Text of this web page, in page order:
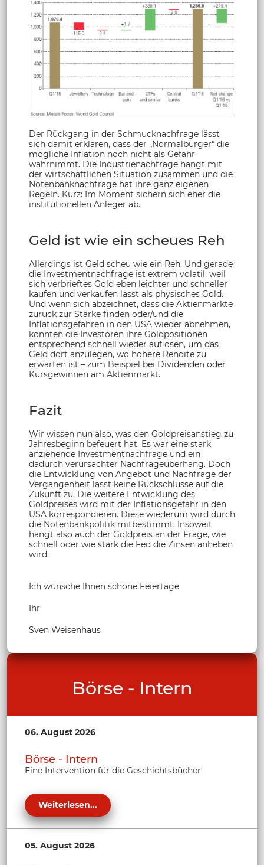
Der Rückgang in der Schmucknachfrage lässt
sich damit erklären, dass der „Normalbürger“ die
mögliche Inflation noch nicht als Gefahr
wahrnimmt. Die Industrienachfrage hängt mit
der wirtschaftlichen Situation zusammen und die
Notenbanknachfrage hat ihre ganz eigenen
Regeln. Kurz: Im Moment sichern sich eher die
institutionellen Anleger ab.
Geld ist wie ein scheues Reh
Allerdings ist Geld scheu wie ein Reh. Und gerade
die Investmentnachfrage ist extrem volatil, weil
sich verbrieftes Gold eben leichter und schneller
kaufen und verkaufen lässt als physisches Gold.
Und wenn sich abzeichnet, dass die Aktienmärkte
zurück zur Stärke finden oder/und die
Inflationsgefahren in den USA wieder abnehmen,
könnten die Investoren ihre Goldpositionen
entsprechend schnell wieder auflösen, um das
Geld dort anzulegen, wo höhere Rendite zu
erwarten ist – zum Beispiel bei Dividenden oder
Kursgewinnen am Aktienmarkt.
Fazit
Wir wissen nun also, was den Goldpreisanstieg zu
Jahresbeginn befeuert hat. Es war eine stark
anziehende Investmentnachfrage und ein
dadurch verursachter Nachfrageüberhang. Doch
die Entwicklung von Angebot und Nachfrage der
Vergangenheit lässt keine Rückschlüsse auf die
Zukunft zu. Die weitere Entwicklung des
Goldpreises wird mit der Inflationsgefahr in den
USA korrespondieren. Diese wiederum wird durch
die Notenbankpolitik mitbestimmt. Insoweit
hängt also auch der Goldpreis an der Frage, wie
schnell oder wie stark die Fed die Zinsen anheben
wird.
Ich wünsche Ihnen schöne Feiertage
Ihr
Sven Weisenhaus
Börse - Intern
06. August 2026
Börse - Intern
Eine Intervention für die Geschichtsbücher
Weiterlesen...
05. August 2026